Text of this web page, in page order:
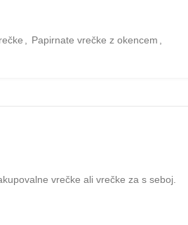
Papirnate vrečke z okencem
vrečke ali vrečke za s seboj.